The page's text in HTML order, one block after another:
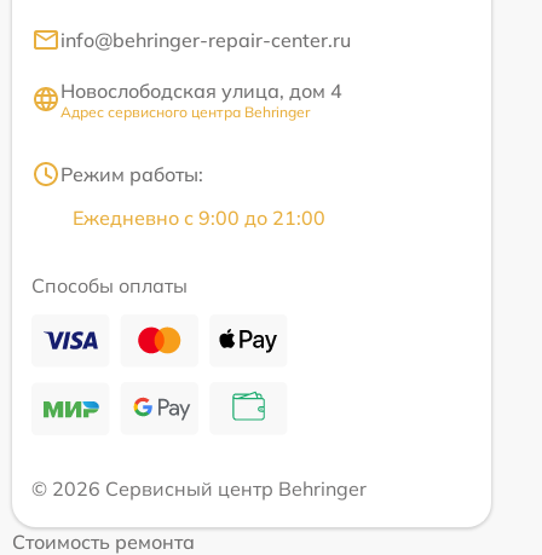
info@behringer-repair-center.ru
Новослободская улица, дом 4
Адрес сервисного центра Behringer
Режим работы:
Ежедневно с 9:00 до 21:00
Способы оплаты
© 2026 Сервисный центр Behringer
Стоимость ремонта